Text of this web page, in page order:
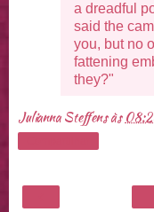
a dreadful
said the
you, but no
fattening
they?"
Julianna Steffensàs